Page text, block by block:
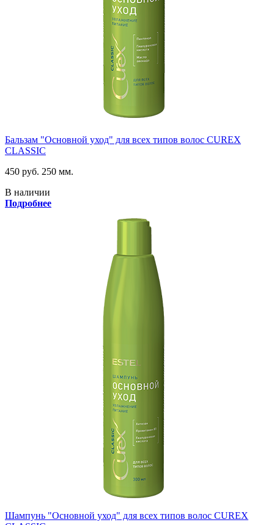
Бальзам "Основной уход" для всех типов волос CUREX
CLASSIC
450 руб. 250 мм.
В наличии
Подробнее
Шампунь "Основной уход" для всех типов волос CUREX